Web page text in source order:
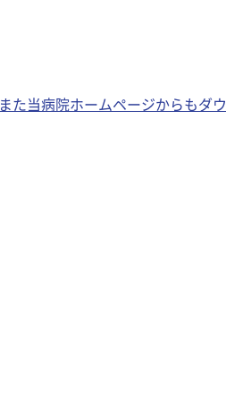
また当病院ホームページからもダ